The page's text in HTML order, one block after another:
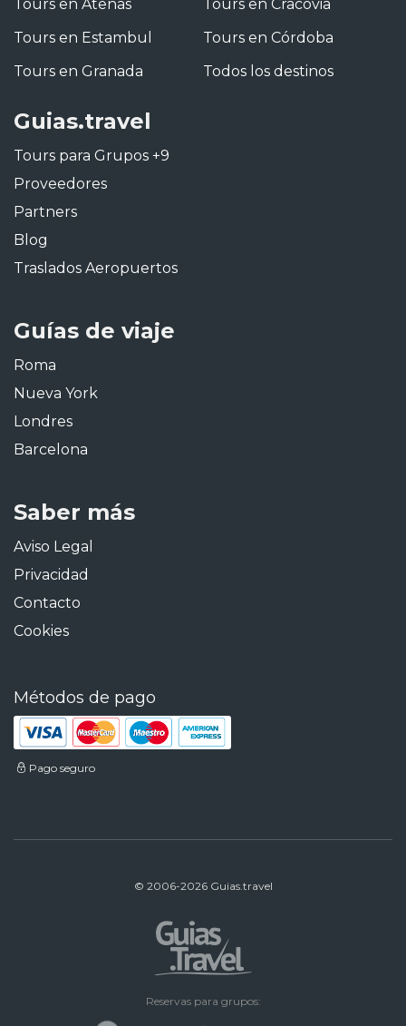
Tours en Atenas
Tours en Estambul
Tours en Granada
Tours en Cracovia
Tours en Córdoba
Todos los destinos
Guias.travel
Tours para Grupos +9
Proveedores
Partners
Blog
Traslados Aeropuertos
Guías de viaje
Roma
Nueva York
Londres
Barcelona
Saber más
Aviso Legal
Privacidad
Contacto
Cookies
Métodos de pago
Pago seguro
© 2006-2026 Guias.travel
Reservas para grupos: